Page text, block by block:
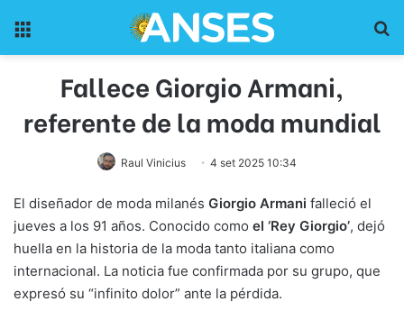
Fallece Giorgio Armani,
referente de la moda mundial
Raul Vinicius 4 set 2025 10:34
El diseñador de moda milanés Giorgio Armani falleció el
jueves a los 91 años. Conocido como el ‘Rey Giorgio’, dejó
huella en la historia de la moda tanto italiana como
internacional. La noticia fue confirmada por su grupo, que
expresó su “infinito dolor” ante la pérdida.